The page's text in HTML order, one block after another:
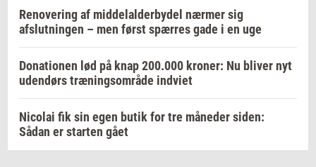
Renovering af middelalderbydel nærmer sig
afslutningen – men først spærres gade i en uge
Donationen lød på knap 200.000 kroner: Nu bliver nyt
udendørs træningsområde indviet
Nicolai fik sin egen butik for tre måneder siden:
Sådan er starten gået